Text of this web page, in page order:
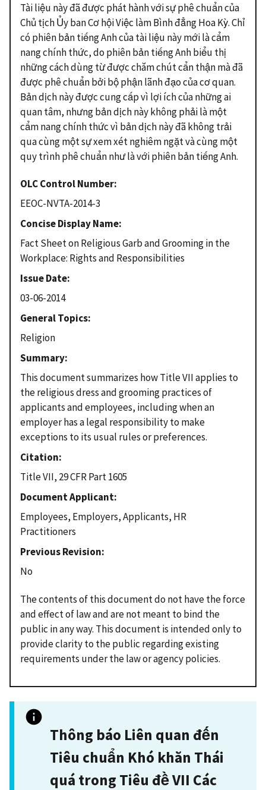
Tài liệu này đã được phát hành với sự phê chuẩn của
Chủ tịch Ủy ban Cơ hội Việc làm Bình đẳng Hoa Kỳ. Chỉ
có phiên bản tiếng Anh của tài liệu này mới là cẩm
nang chính thức, do phiên bản tiếng Anh biểu thị
những cách dùng từ được chăm chút cẩn thận mà đã
được phê chuẩn bởi bộ phận lãnh đạo của cơ quan.
Bản dịch này được cung cấp vì lợi ích của những ai
quan tâm, nhưng bản dịch này không phải là một
cẩm nang chính thức vì bản dịch này đã không trải
qua cùng một sự xem xét nghiêm ngặt và cùng một
quy trình phê chuẩn như là với phiên bản tiếng Anh.
OLC Control Number
EEOC-NVTA-2014-3
Concise Display Name
Fact Sheet on Religious Garb and Grooming in the
Workplace: Rights and Responsibilities
Issue Date
03-06-2014
General Topics
Religion
Summary
This document summarizes how Title VII applies to
the religious dress and grooming practices of
applicants and employees, including when an
employer has a legal responsibility to make
exceptions to its usual rules or preferences.
Citation
Title VII, 29 CFR Part 1605
Document Applicant
Employees, Employers, Applicants, HR
Practitioners
Previous Revision
No
The contents of this document do not have the force
and effect of law and are not meant to bind the
public in any way. This document is intended only to
provide clarity to the public regarding existing
requirements under the law or agency policies.
Thông báo Liên quan đến
Tiêu chuẩn Khó khăn Thái
quá trong Tiêu đề VII Các